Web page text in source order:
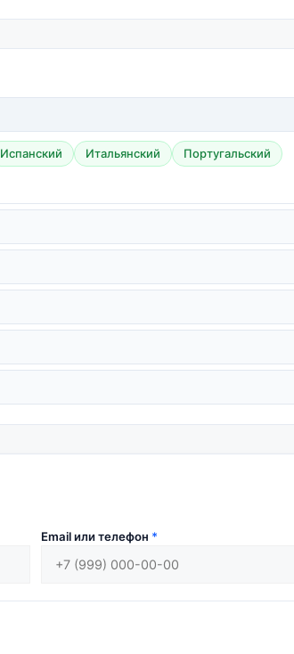
Испанский Итальянский
Португальский
Email или телефон *